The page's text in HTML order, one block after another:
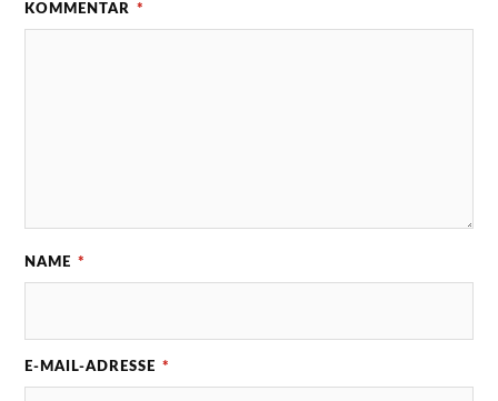
KOMMENTAR *
NAME *
E-MAIL-ADRESSE *